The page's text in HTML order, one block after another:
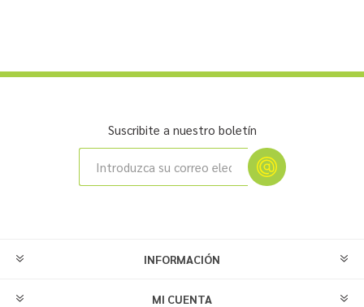
Suscribite a nuestro boletín
INFORMACIÓN
MI CUENTA